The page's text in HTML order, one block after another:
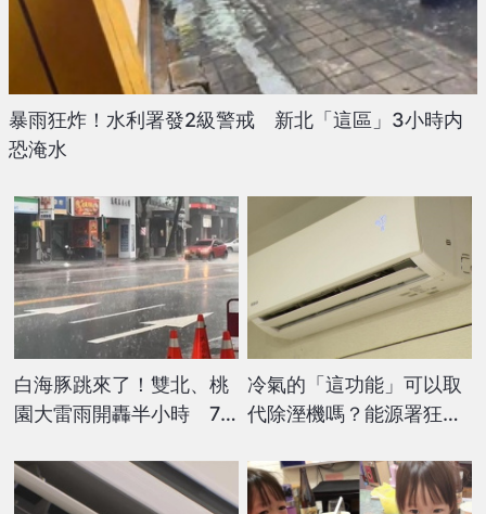
暴雨狂炸！水利署發2級警戒 新北「這區」3小時内
恐淹水
白海豚跳來了！雙北、桃
園大雷雨開轟半小時 7
冷氣的「這功能」可以取
代除溼機嗎？能源署狂勸